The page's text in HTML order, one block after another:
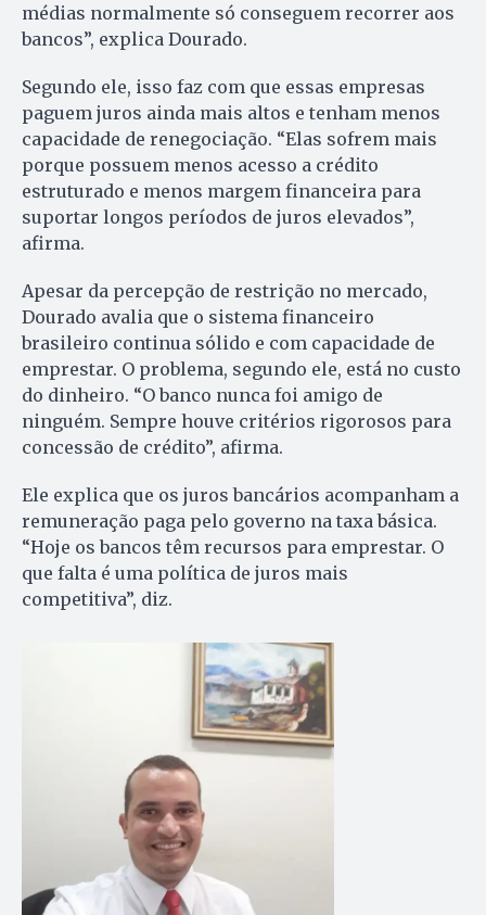
médias normalmente só conseguem recorrer aos
bancos”, explica Dourado.
Segundo ele, isso faz com que essas empresas
paguem juros ainda mais altos e tenham menos
capacidade de renegociação. “Elas sofrem mais
porque possuem menos acesso a crédito
estruturado e menos margem financeira para
suportar longos períodos de juros elevados”,
afirma.
Apesar da percepção de restrição no mercado,
Dourado avalia que o sistema financeiro
brasileiro continua sólido e com capacidade de
emprestar. O problema, segundo ele, está no custo
do dinheiro. “O banco nunca foi amigo de
ninguém. Sempre houve critérios rigorosos para
concessão de crédito”, afirma.
Ele explica que os juros bancários acompanham a
remuneração paga pelo governo na taxa básica.
“Hoje os bancos têm recursos para emprestar. O
que falta é uma política de juros mais
competitiva”, diz.